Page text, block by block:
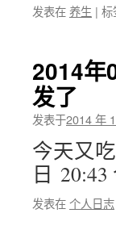
发表在 养生 | 标
2014年
发了
发表于2014 年
今天又
日
发表在个人日志